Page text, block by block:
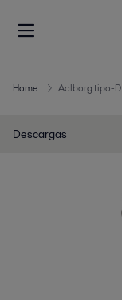
Home Aalborg tipo-D
Descargas